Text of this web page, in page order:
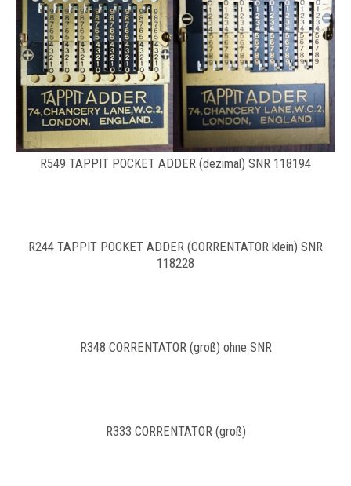
R549 TAPPIT POCKET ADDER (dezimal) SNR 118194
R244 TAPPIT POCKET ADDER (CORRENTATOR klein) SNR
118228
R348 CORRENTATOR (groß) ohne SNR
R333 CORRENTATOR (groß)